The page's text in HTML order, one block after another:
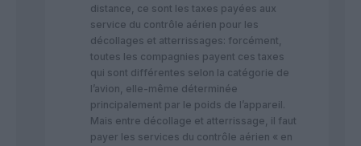
distance, ce sont les taxes payées aux
service du contrôle aérien pour les
décollages et atterrissages: forcément,
toutes les compagnies payent ces taxes
qui sont différentes selon la catégorie de
l’avion, elle-même déterminée
principalement par le poids de l’appareil.
Mais entre décollage et atterrissage, il faut
payer les services du contrôle aérien « en